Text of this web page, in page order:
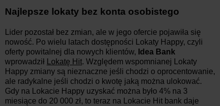
Najlepsze lokaty bez konta osobistego
Lider pozostał bez zmian, ale w jego ofercie pojawiła się
nowość. Po wielu latach dostępności Lokaty Happy, czyli
oferty powitalnej dla nowych klientów, Idea Bank
wprowadził
Lokatę Hit. Względem wspomnianej Lokaty
Happy zmiany są nieznaczne jeśli chodzi o oprocentowanie,
ale radykalne jeśli chodzi o kwotę jaką można ulokować.
Gdy na Lokacie Happy uzyskać można było 4% na 3
miesiące do 20 000 zł, to teraz na Lokacie Hit bank daje